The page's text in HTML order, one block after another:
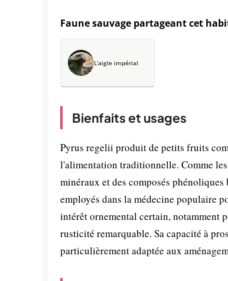
Faune sauvage partageant cet
L’aigle impérial
Bienfaits et usages
Pyrus regelii produit de petits fruits
l'alimentation traditionnelle. Comme
minéraux et des composés
employés dans la médecine populaire
intérêt ornemental certain, notamment
rusticité remarquable. Sa capacité à
particulièrement adaptée aux